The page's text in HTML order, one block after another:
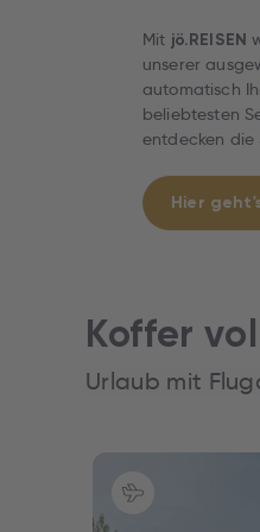
Mit jö.REISEN
unserer
automatisch
beliebtesten
entdecken die
Hier
Koffer
Urlaub mit
Pauschalreise